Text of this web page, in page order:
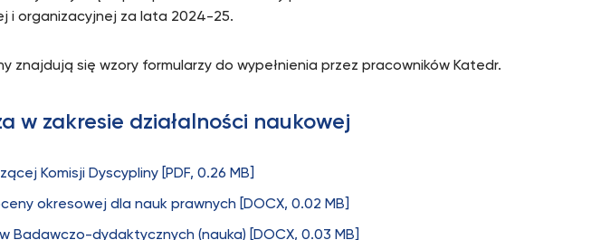
i organizacyjnej za lata 2024-25.
znajdują się wzory formularzy do wypełnienia przez pracowników Katedr.
w zakresie działalności naukowej
Komisji Dyscypliny [PDF, 0.26 MB]
okresowej dla nauk prawnych [DOCX, 0.02 MB]
Badawczo-dydaktycznych (nauka) [DOCX, 0.03 MB]